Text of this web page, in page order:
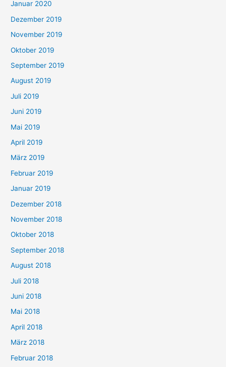
Januar 2020
Dezember 2019
November 2019
Oktober 2019
September 2019
August 2019
Juli 2019
Juni 2019
Mai 2019
April 2019
März 2019
Februar 2019
Januar 2019
Dezember 2018
November 2018
Oktober 2018
September 2018
August 2018
Juli 2018
Juni 2018
Mai 2018
April 2018
März 2018
Februar 2018